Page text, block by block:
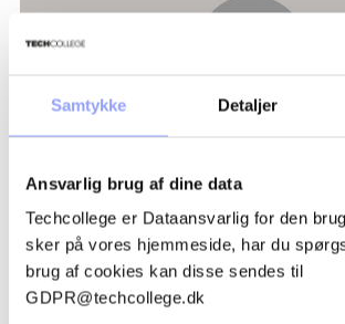
Samtykke Detaljer
Ansvarlig brug af dine data
Techcollege er Dataansvarlig for den
sker på vores hjemmeside, har du
brug af cookies kan disse sendes til
GDPR@techcollege.dk
THOMAS KORSHOLT
ANDERSEN